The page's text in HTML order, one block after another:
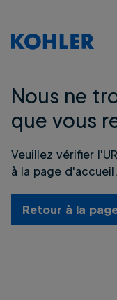
Nous ne
que vous
Veuillez vérifier
à la page d'accueil.
Retour à la